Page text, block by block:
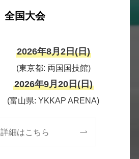
全国大会
2026年8月2日(日)
(東京都: 両国国技館)
2026年9月20日(日)
(富山県: YKKAP ARENA)
詳細はこちら